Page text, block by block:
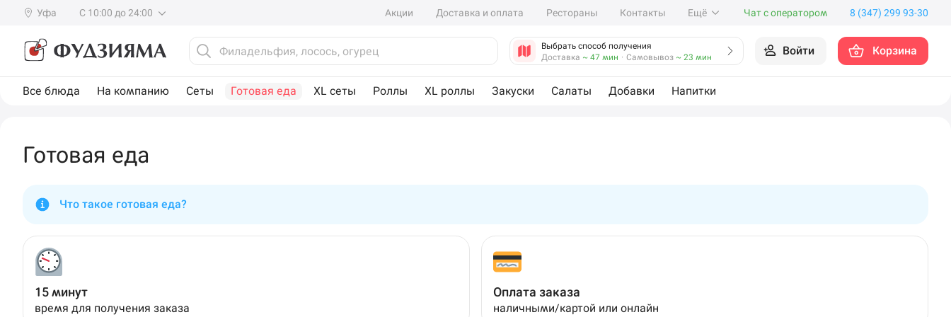
Уфа С 10:00 до 24:00 Акции Доставка и оплата Рестораны Контакты Ещё Чат с оператором 8 (347) 299 93-30
Выбрать способ получения
Доставка ~ 47 мин · Самовывоз ~ 23 мин Войти Корзина
Все блюда На компанию Сеты Готовая еда XL сеты Роллы XL роллы Закуски Салаты Добавки Напитки
Готовая еда
Что такое готовая еда?
15 минут
время для получения заказа
Оплата заказа
наличными/картой или онлайн